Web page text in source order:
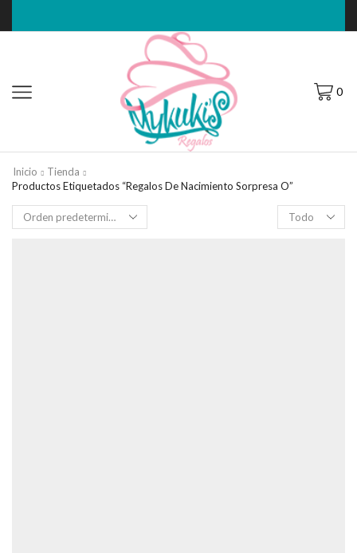
0
Inicio
Tienda
Productos Etiquetados “Regalos De Nacimiento Sorpresa O”
Filas
por